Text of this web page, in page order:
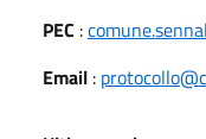
PEC :
Email :